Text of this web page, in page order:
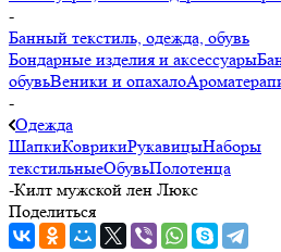
-
Банный текстиль, одежда, обувь
Бондарные изделия и аксессуары
обувьВеники и опахало
-
Одежда
ШапкиКоврикиРукавицыНаборы
текстильныеОбувьПолотенца
-Килт мужской лен Люкс
Поделиться